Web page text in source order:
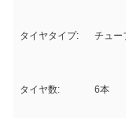
タイヤタイプ: チュー
タイヤ数: 6本